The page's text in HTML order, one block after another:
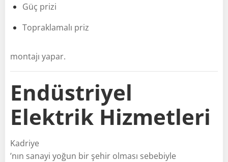
Güç prizi
Topraklamalı priz
montajı yapar.
Endüstriyel
Elektrik Hizmetleri
Kadriye
’nın sanayi yoğun bir şehir olması sebebiyle